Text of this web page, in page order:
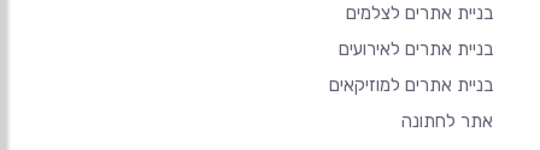
בניית אתרים לצלמים
בניית אתרים לאירועים
בניית אתרים למוזיקאים
אתר לחתונה